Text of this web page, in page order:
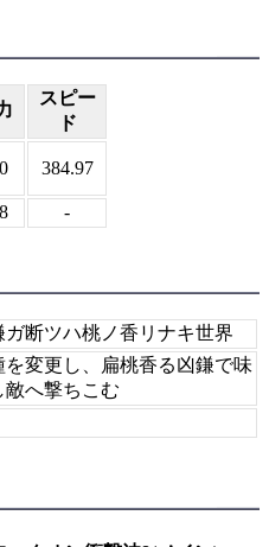
スピー
ド
384.97
-
ガ断ツハ桃ノ香リナキ世界
を変更し、扁桃香る凶鎌で味
敵へ撃ちこむ